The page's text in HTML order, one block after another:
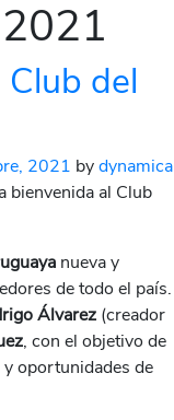
del
2021 bydynamica
bienvenida al Club
nueva y
de todo el país.
Álvarez (creador
, con el objetivo de
oportunidades de